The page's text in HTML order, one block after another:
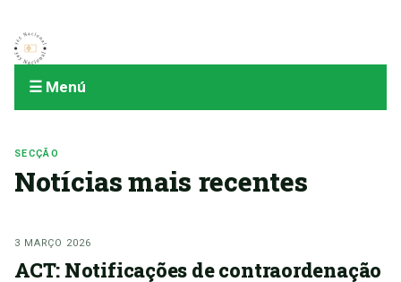
☰ Menú
SECÇÃO
Notícias mais recentes
3 MARÇO 2026
ACT: Notificações de contraordenação